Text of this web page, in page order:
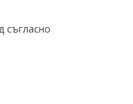
съгласно